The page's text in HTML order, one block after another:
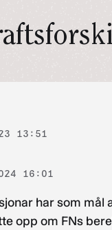
13:51
16:01
har som mål
opp om FNs